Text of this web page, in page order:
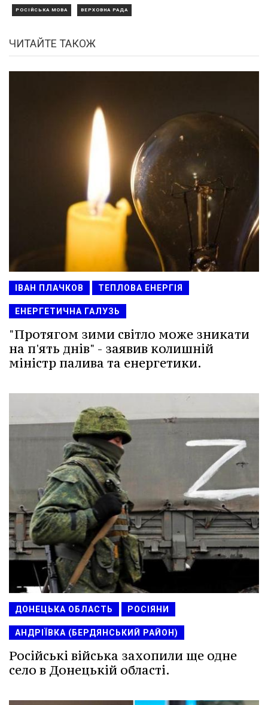
РОСІЙСЬКА МОВА ВЕРХОВНА РАДА
ЧИТАЙТЕ ТАКОЖ
ІВАН ПЛАЧКОВ ТЕПЛОВА ЕНЕРГІЯ
ЕНЕРГЕТИЧНА ГАЛУЗЬ
"Протягом зими світло може зникати
на п'ять днів" - заявив колишній
міністр палива та енергетики.
ДОНЕЦЬКА ОБЛАСТЬ РОСІЯНИ
АНДРІЇВКА (БЕРДЯНСЬКИЙ РАЙОН)
Російські війська захопили ще одне
село в Донецькій області.